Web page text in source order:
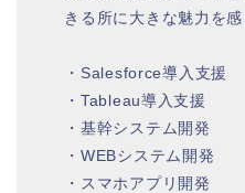
きる所に大きな魅力を
・Salesforce導入支援
・Tableau導入支援
・基幹システム開発
・WEBシステム開発
・スマホアプリ開発